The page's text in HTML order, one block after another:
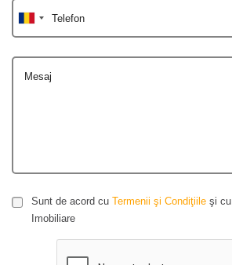
Telefon
Mesaj
Sunt de acord cu Termenii şi Condiţiile şi cu
Imobiliare